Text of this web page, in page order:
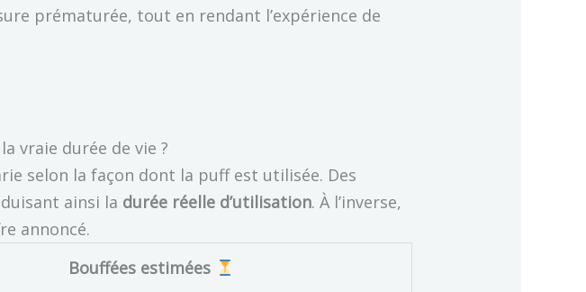
prématurée, tout en rendant l’expérience de
vraie durée de vie ?
selon la façon dont la puff est utilisée. Des
ainsi la durée réelle d’utilisation. À l’inverse,
annoncé.
Bouffées estimées